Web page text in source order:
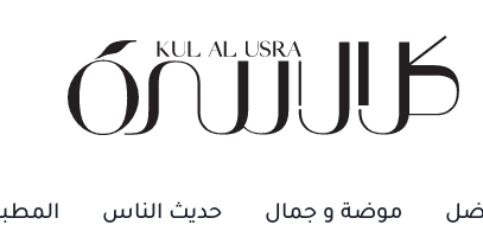
موضة و جمال حديث الناس